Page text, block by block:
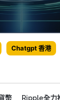
Chatgpt 香港
幣
Ripple全力